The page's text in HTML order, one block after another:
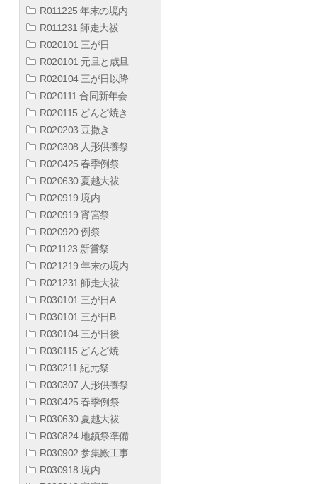
R011225 年末の境内
R011231 師走大祓
R020101 三が日
R020101 元旦と歳旦
R020104 三が日以降
R020111 合同新年会
R020115 どんど焼き
R020203 豆撒き
R020308 人形供養祭
R020425 春季例祭
R020630 夏越大祓
R020919 境内
R020919 宵宮祭
R020920 例祭
R021123 新嘗祭
R021219 年末の境内
R021231 師走大祓
R030101 三が日A
R030101 三が日B
R030104 三が日後
R030115 どんど焼
R030211 紀元祭
R030307 人形供養祭
R030425 春季例祭
R030630 夏越大祓
R030824 地鎮祭準備
R030902 参集殿工事
R030918 境内